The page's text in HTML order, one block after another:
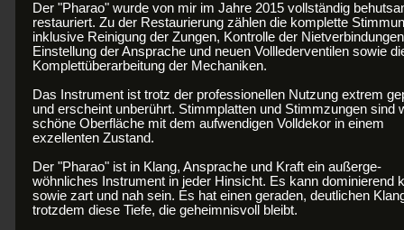
Der "Pharao" wurde von mir im Jahre 2015 vollständig
restauriert. Zu der Restaurierung zählen die komplette
inklusive Reinigung der Zungen, Kontrolle der
Einstellung der Ansprache und neuen Volllederventilen sowie
Komplettüberarbeitung der Mechaniken.
Das Instrument ist trotz der professionellen Nutzung extrem
und erscheint unberührt. Stimmplatten und Stimmzungen sind
schöne Oberfläche mit dem aufwendigen Volldekor in einem
exzellenten Zustand.
Der "Pharao" ist in Klang, Ansprache und Kraft ein außerge-
wöhnliches Instrument in jeder Hinsicht. Es kann dominierend
sowie zart und nah sein. Es hat einen geraden, deutlichen
trotzdem diese Tiefe, die geheimnisvoll bleibt.